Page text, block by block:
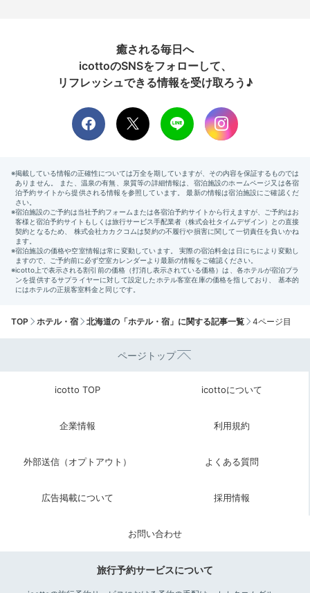
癒される毎日へ
icottoのSNSをフォローして、
リフレッシュできる情報を受け取ろう♪
TOP ホテル・宿 北海道の「ホテル・宿」に関する記事一覧 4ページ目
ページトップ
icotto TOP icottoについて
企業情報 利用規約
外部送信（オプトアウト） よくある質問
広告掲載について 採用情報
お問い合わせ
旅行予約サービスについて